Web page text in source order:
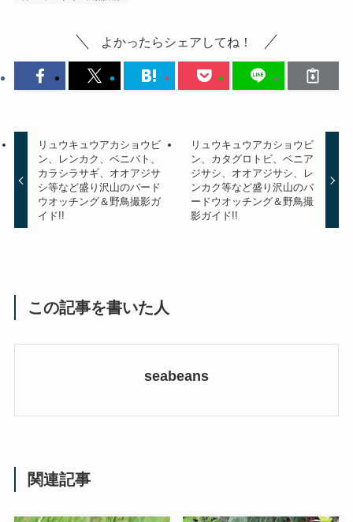
よかったらシェアしてね！
リュウキュウアカショウビ
ン、レンカク、ベニバト、
カラシラサギ、オオアジサ
シ等など盛り沢山のバード
ウオッチング＆野鳥撮影ガ
イド!!
リュウキュウアカショウビ
ン、カタグロトビ、ベニア
ジサシ、オオアジサシ、レ
ンカク等など盛り沢山のバ
ードウオッチング＆野鳥撮
影ガイド!!
この記事を書いた人
seabeans
関連記事